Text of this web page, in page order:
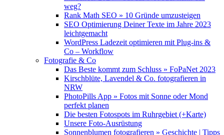
weg?
Rank Math SEO » 10 Gründe umzusteigen
SEO Optimierung Deiner Texte im Jahre 2023
leichtgemacht
WordPress Ladezeit optimieren mit Plug-ins &
Co – Workflow
Fotografie & Co
Das Beste kommt zum Schluss » FoPaNet 2023
Kirschblüte, Lavendel & Co. fotografieren in
NRW
PhotoPills App » Fotos mit Sonne oder Mond
perfekt planen
Die besten Fotospots im Ruhrgebiet (+Karte)
Unsere Foto-Ausrüstung
Sonnenblumen fotografieren » Geschichte | Tipps